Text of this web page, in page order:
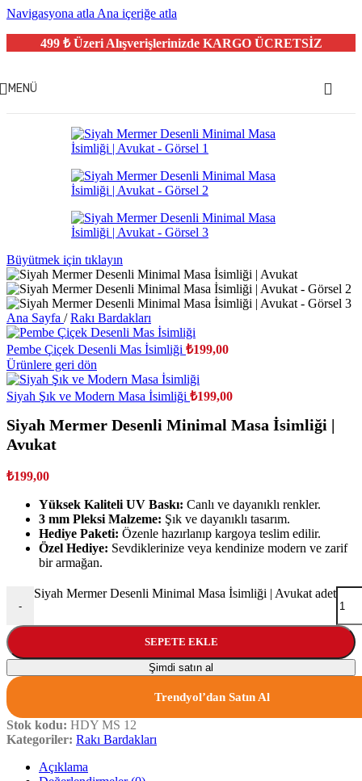
Navigasyona atla Ana içeriğe atla
499 ₺ Üzeri Alışverişlerinizde KARGO ÜCRETSİZ
MENÜ
Büyütmek için tıklayın
Ana Sayfa / Rakı Bardakları
Pembe Çiçek Desenli Mas İsimliği ₺199,00
Ürünlere geri dön
Siyah Şık ve Modern Masa İsimliği ₺199,00
Siyah Mermer Desenli Minimal Masa İsimliği |
Avukat
₺199,00
Yüksek Kaliteli UV Baskı: Canlı ve dayanıklı renkler.
3 mm Pleksi Malzeme: Şık ve dayanıklı tasarım.
Hediye Paketi: Özenle hazırlanıp kargoya teslim edilir.
Özel Hediye: Sevdiklerinize veya kendinize modern ve zarif
bir armağan.
-
Siyah Mermer Desenli Minimal Masa İsimliği | Avukat adet
SEPETE EKLE
Şimdi satın al
Trendyol’dan Satın Al
Stok kodu: HDY MS 12
Kategoriler: Rakı Bardakları
Açıklama